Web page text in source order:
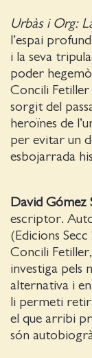
Urbàs i Org:
l’espai
i la seva
poder
Concili Fetiller
sorgit del
heroïnes de
per evitar un
esbojarrada
David Gómez
escriptor.
(Edicions
Concili
investiga pels
alternativa i
li permeti
el que arribi
són